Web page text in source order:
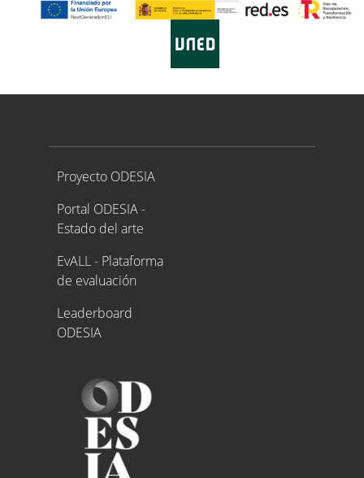
Proyecto ODESIA
Proyecto ODESIA
Portal ODESIA -
Estado del arte
EvALL - Plataforma
de evaluación
Leaderboard
ODESIA